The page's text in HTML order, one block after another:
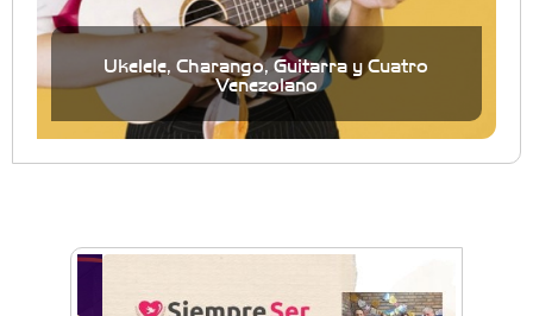
Ukelele, Charango, Guitarra y Cuatro
Venezolano